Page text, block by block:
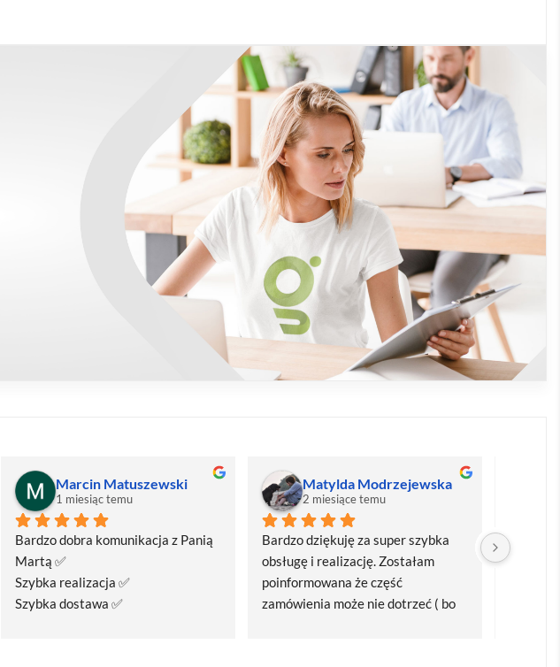
Marcin Matuszewski
1 miesiąc temu
Bardzo dobra komunikacja z Panią
Martą ✅
Szybka realizacja ✅
Szybka dostawa ✅
Matylda Modrzejewska
2 miesiące temu
Bardzo dziękuję za super szybka
obsługę i realizację. Zostałam
poinformowana że część
zamówienia może nie dotrzeć ( bo
Bardzo